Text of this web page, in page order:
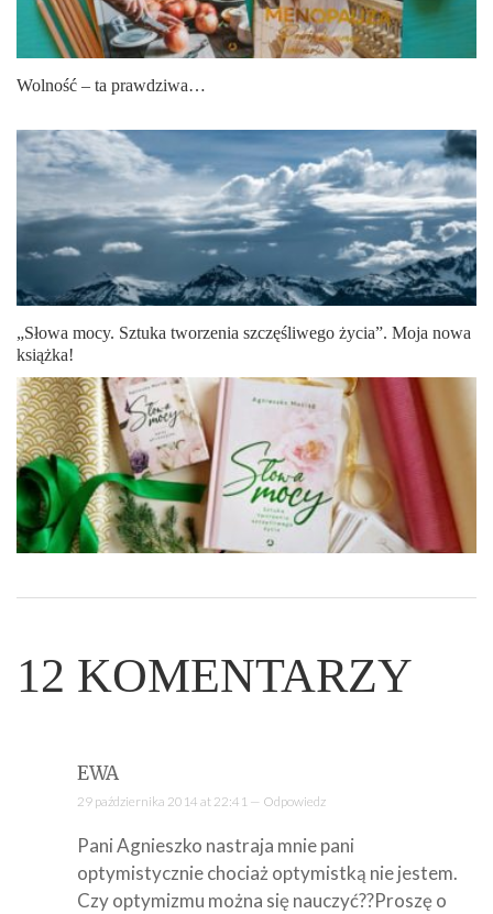
Wolność – ta prawdziwa…
„Słowa mocy. Sztuka tworzenia szczęśliwego życia”. Moja nowa
książka!
12 KOMENTARZY
EWA
29 października 2014 at 22:41 — Odpowiedz
Pani Agnieszko nastraja mnie pani
optymistycznie chociaż optymistką nie jestem.
Czy optymizmu można się nauczyć??Proszę o